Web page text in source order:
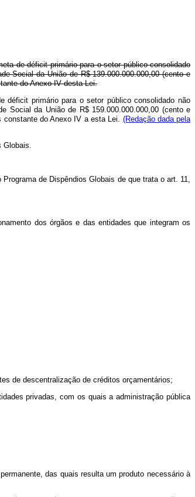
de déficit primário para o setor público consolidado
Social da União de R$ 139.000.000.000,00 (cento e
do Anexo IV desta Lei.
déficit primário para o setor público consolidado não
Social da União de R$ 159.000.000.000,00 (cento e
constante do Anexo IV a esta Lei. (Redação dada pela
Globais.
de Dispêndios Globais de que trata o art. 11,
dos órgãos e das entidades que integram os
de descentralização de créditos orçamentários;
privadas, com os quais a administração pública
das quais resulta um produto necessário à